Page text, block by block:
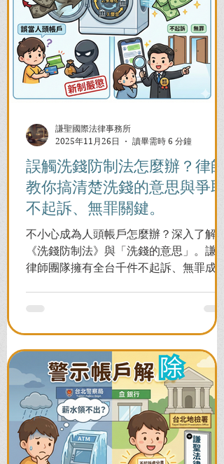
誤觸洗錢防制法怎麼辦？律師
教你搞清楚洗錢的意思與爭取
不起訴、無罪關鍵。
不小心成為人頭帳戶怎麼辦？深入了解
《洗錢防制法》與「洗錢的意思」。謙聖
律師團隊擁有全台千件不起訴、無罪成功
謙聖國際法律事務所
2025年11月26日
讀畢需時 6 分鐘